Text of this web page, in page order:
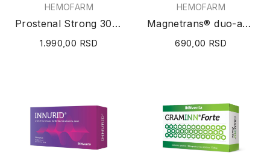
HEMOFARM
Prostenal Strong 30 tableta
1.990,00 RSD
HEMOFARM
Magnetrans® duo-aktiv 400mg 20 kesica
690,00 RSD